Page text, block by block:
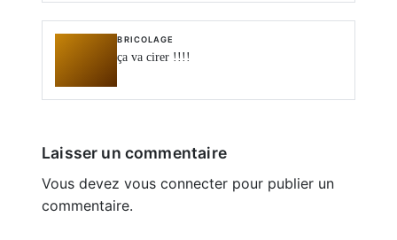
BRICOLAGE
ça va cirer !!!!
Laisser un commentaire
Vous devez vous connecter pour publier un
commentaire.